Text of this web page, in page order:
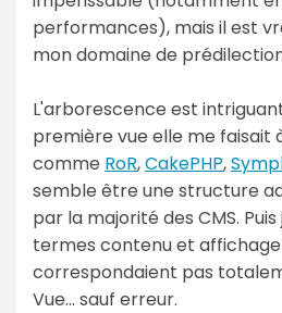
performances), mais il est
mon domaine de
L'arborescence est
première vue elle me faisait
comme RoR,CakePHP,
semble être une structure
par la majorité des CMS.
termes contenu et
correspondaient pas
Vue... sauf erreur.